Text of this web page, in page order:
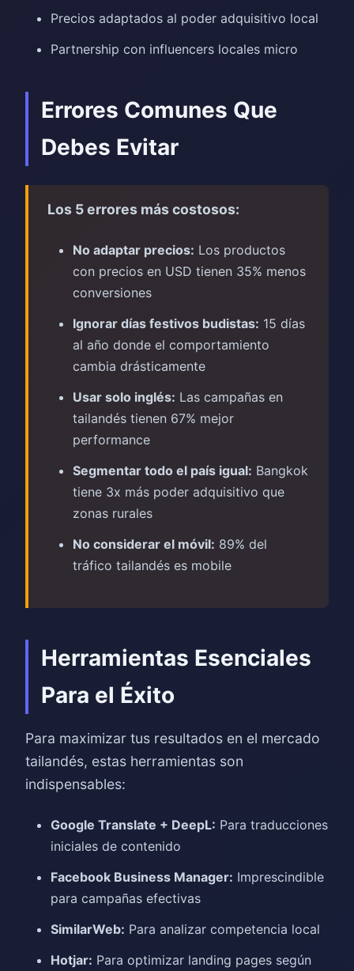
Precios adaptados al poder adquisitivo local
Partnership con influencers locales micro
Errores Comunes Que
Debes Evitar
Los 5 errores más costosos:
No adaptar precios: Los productos
con precios en USD tienen 35% menos
conversiones
Ignorar días festivos budistas: 15 días
al año donde el comportamiento
cambia drásticamente
Usar solo inglés: Las campañas en
tailandés tienen 67% mejor
performance
Segmentar todo el país igual: Bangkok
tiene 3x más poder adquisitivo que
zonas rurales
No considerar el móvil: 89% del
tráfico tailandés es mobile
Herramientas Esenciales
Para el Éxito
Para maximizar tus resultados en el mercado
tailandés, estas herramientas son
indispensables:
Google Translate + DeepL: Para traducciones
iniciales de contenido
Facebook Business Manager: Imprescindible
para campañas efectivas
SimilarWeb: Para analizar competencia local
Hotjar: Para optimizar landing pages según